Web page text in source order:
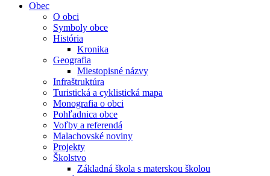
Obec
O obci
Symboly obce
História
Kronika
Geografia
Miestopisné názvy
Infraštruktúra
Turistická a cyklistická mapa
Monografia o obci
Pohľadnica obce
Voľby a referendá
Malachovské noviny
Projekty
Školstvo
Základná škola s materskou školou